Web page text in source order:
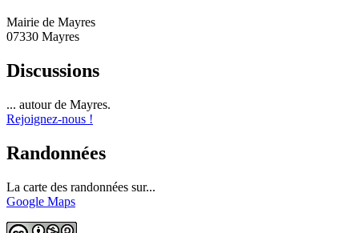
Mairie de Mayres
07330 Mayres
Discussions
... autour de Mayres.
Rejoignez-nous !
Randonnées
La carte des randonnées sur...
Google Maps